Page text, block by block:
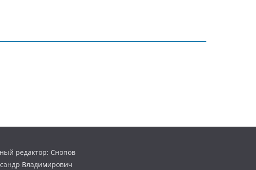
редактор: Снопов
Владимирович